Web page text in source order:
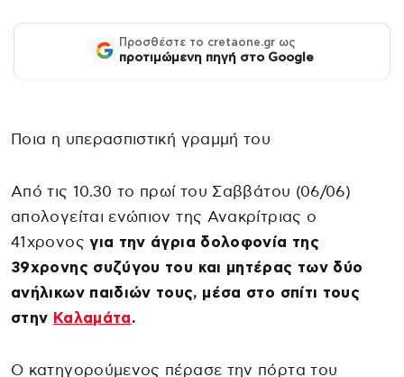
Προσθέστε το cretaone.gr ως
προτιμώμενη πηγή στο Google
Ποια η υπερασπιστική γραμμή του
Από τις 10.30 το πρωί του Σαββάτου (06/06)
απολογείται ενώπιον της Ανακρίτριας ο
41χρονοςγια την άγρια δολοφονία της
39χρονης συζύγου του και μητέρας των δύο
ανήλικων παιδιών τους, μέσα στο σπίτι τους
στην Καλαμάτα.
Ο κατηγορούμενος πέρασε την πόρτα του